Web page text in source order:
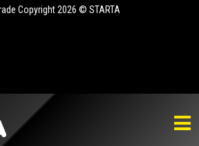
Copyright 2026 © STARTA